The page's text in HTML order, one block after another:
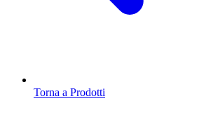
Torna a Prodotti